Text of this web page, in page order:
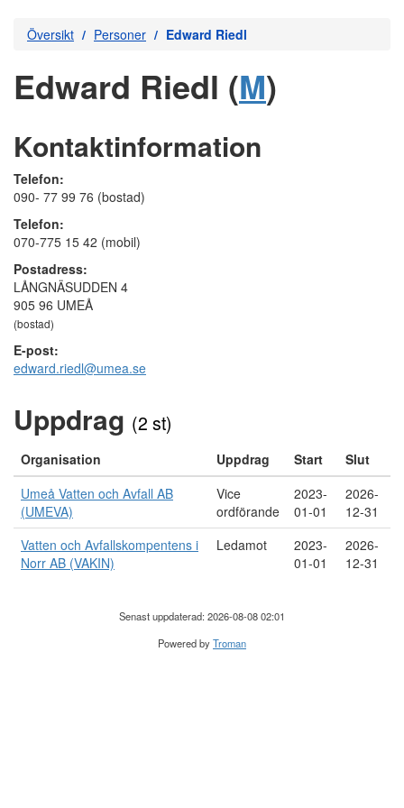
Översikt Personer Edward Riedl
Edward Riedl (M)
Kontaktinformation
Telefon:
090- 77 99 76 (bostad)
Telefon:
070-775 15 42 (mobil)
Postadress:
LÅNGNÄSUDDEN 4
905 96 UMEÅ
(bostad)
E-post:
edward.riedl@umea.se
Uppdrag (2 st)
Organisation Uppdrag Start
Slut
Umeå Vatten och Avfall AB
(UMEVA)
Vice
ordförande
2023-
01-01
2026-
12-31
Vatten och Avfallskompentens i
Norr AB (VAKIN)
Ledamot
2023-
01-01
2026-
12-31
Senast uppdaterad: 2026-08-08 02:01
Powered byTroman